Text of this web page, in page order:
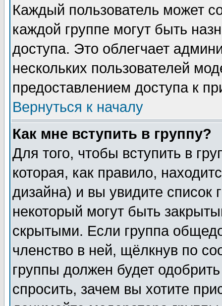
Каждый пользователь может
каждой группе могут быть
доступа. Это облегчает
нескольких пользователей
предоставлением доступа к
Вернуться к началу
Как мне вступить в группу?
Для того, чтобы вступить в
которая, как правило,
дизайна) и вы увидите список
некоторый могут быть
скрытыми. Если группа
членство в ней, щёлкнув по
группы должен будет
спросить, зачем вы хотите